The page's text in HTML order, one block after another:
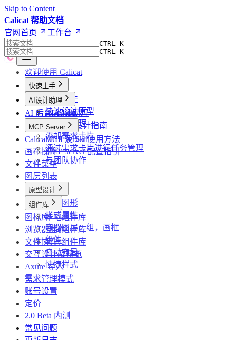
Skip to Content
Calicat 帮助文档
官网首页
工作台
CTRL K
CTRL K
欢迎使用 Calicat
快速上手
创建文件
快速设计原型
使用AI助理
添加需求卡片
通过需求卡片进行任务管理
与团队协作
AI设计助理
AI 设计助理
高效 AI 设计指南
AI 后台 Agents
MCP Server
MCP Server 使用方法
MCP Server 配置指引
Calicat CLI 及 Skill
画布操作
文件菜单
图层列表
原型设计
基础图形
样式属性
容器图层：组，画框
组件
自动布局
快捷样式
组件库
本地组件库
空间组件库
官方组件库
图标库
浏览器插件
文件协作
交互设计及预览
Axure 导入
需求管理模式
账号设置
定价
2.0 Beta 内测
常见问题